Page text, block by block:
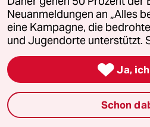
steigt jährlich um
im Vorjahr nicht
Oder die
steigen
höher und
Meine Familie
Mietspiegel. Die
Neuanmeldungen an „Alles
eine Kampagne, die
und Jugendorte unterstützt.
 Ja,
Schon